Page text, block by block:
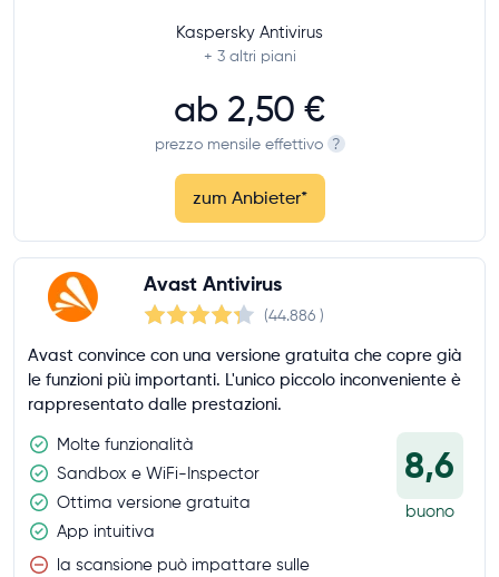
Kaspersky Antivirus
+ 3 altri piani
ab 2,50 €
prezzo mensile effettivo ?
zum Anbieter*
Avast Antivirus
(44.886 )
Avast convince con una versione gratuita che copre già
le funzioni più importanti. L'unico piccolo inconveniente è
rappresentato dalle prestazioni.
Molte funzionalità
Sandbox e WiFi-Inspector
Ottima versione gratuita
App intuitiva
la scansione può impattare sulle
8,6
buono